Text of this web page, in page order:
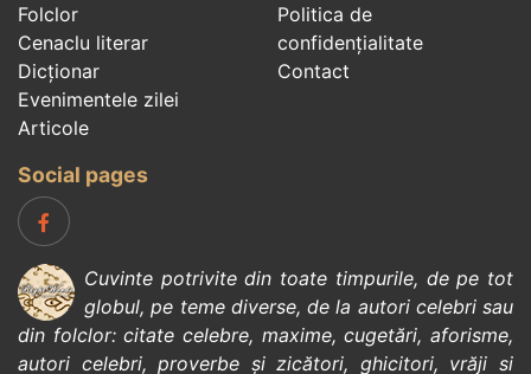
Folclor
Cenaclu literar
Dicționar
Evenimentele zilei
Articole
Politica de
confidenţialitate
Contact
Social pages
Cuvinte potrivite din toate timpurile, de pe tot
globul, pe teme diverse, de la autori celebrisau
din folclor:citate celebre, maxime,cugetări,aforisme,
autori celebri,proverbe și zicători, ghicitori, vrăji si